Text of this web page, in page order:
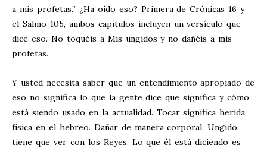
a mis profetas.” ¿Ha oído eso? Primera de Crónicas 16 y
el Salmo 105, ambos capítulos incluyen un versículo que
dice eso. No toquéis a Mis ungidos y no dañéis a mis
profetas.
Y usted necesita saber que un entendimiento apropiado de
eso no significa lo que la gente dice que significa y cómo
está siendo usado en la actualidad. Tocar significa herida
física en el hebreo. Dañar de manera corporal. Ungido
tiene que ver con los Reyes. Lo que él está diciendo es